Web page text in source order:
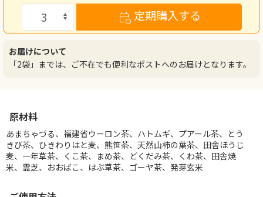
定期購入する
お届けについて
「2袋」までは、ご不在でも便利なポストへのお届けとなります。
原材料
あまちゃづる、福建省ウーロン茶、ハトムギ、プアール茶、とう
きび茶、ひきわりはと麦、熊笹茶、天然山柿の葉茶、田舎ほうじ
麦、一年草茶、くこ茶、まめ茶、どくだみ茶、くわ茶、田舎焼
米、霊芝、おおばこ、はぶ草茶、ゴーヤ茶、発芽玄米